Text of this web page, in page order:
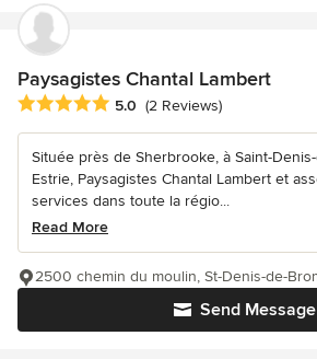
Paysagistes Chantal Lambert
Average rating: 5 out of 5 stars
5.0 (2 Reviews)
Située près de Sherbrooke, à Saint-
Estrie, Paysagistes Chantal Lambert et
services dans toute la régio...
Read More
Send Message
2500 chemin du moulin, St-Denis-de-